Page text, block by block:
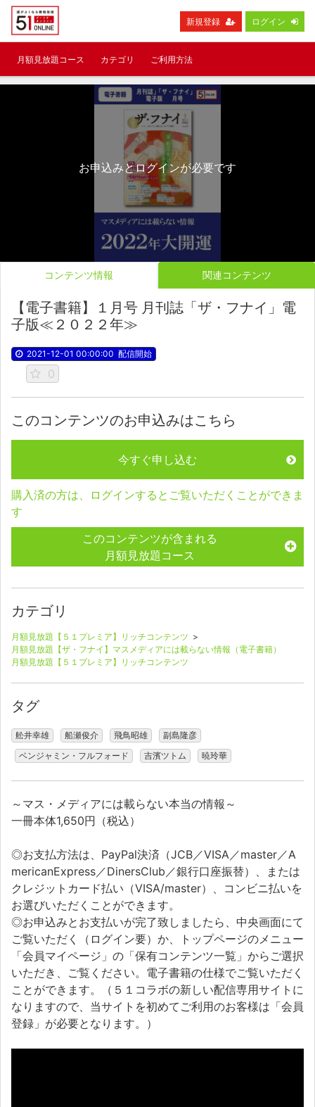
新規登録 ログイン
月額見放題コース カテゴリ ご利用方法
お申込みとログインが必要です
コンテンツ情報 関連コンテンツ
【電子書籍】１月号 月刊誌「ザ・フナイ」電
子版≪２０２２年≫
2021-12-01 00:00:00 配信開始
0
このコンテンツのお申込みはこちら
今すぐ申し込む
購入済の方は、ログインするとご覧いただくことができま
す
このコンテンツが含まれる
月額見放題コース
カテゴリ
月額見放題【５１プレミア】リッチコンテンツ >
月額見放題【ザ・フナイ】マスメディアには載らない情報（電子書籍）
月額見放題【５１プレミア】リッチコンテンツ
タグ
舩井幸雄 船瀬俊介 飛鳥昭雄
副島隆彦
ベンジャミン・フルフォード
吉濱ツトム 暁玲華
～マス・メディアには載らない本当の情報～
一冊本体1,650円（税込）
◎お支払方法は、PayPal決済（JCB／VISA／master／A
mericanExpress／DinersClub／銀行口座振替）、または
クレジットカード払い（VISA/master）、コンビニ払いを
お選びいただくことができます。
◎お申込みとお支払いが完了致しましたら、中央画面にて
ご覧いただく（ログイン要）か、トップページのメニュー
「会員マイページ」の「保有コンテンツ一覧」からご選択
いただき、ご覧ください。電子書籍の仕様でご覧いただく
ことができます。（５１コラボの新しい配信専用サイトに
なりますので、当サイトを初めてご利用のお客様は「会員
登録」が必要となります。）